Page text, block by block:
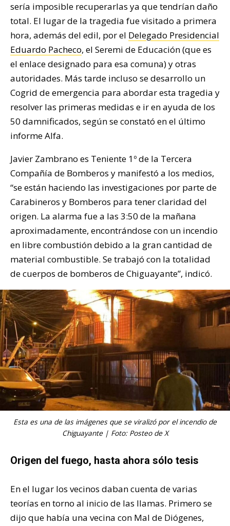
sería imposible recuperarlas ya que tendrían daño
total. El lugar de la tragedia fue visitado a primera
hora, además del edil, por el Delegado Presidencial
Eduardo Pacheco, el Seremi de Educación (que es
el enlace designado para esa comuna) y otras
autoridades. Más tarde incluso se desarrollo un
Cogrid de emergencia para abordar esta tragedia y
resolver las primeras medidas e ir en ayuda de los
50 damnificados, según se constató en el último
informe Alfa.
Javier Zambrano es Teniente 1º de la Tercera
Compañía de Bomberos y manifestó a los medios,
“se están haciendo las investigaciones por parte de
Carabineros y Bomberos para tener claridad del
origen. La alarma fue a las 3:50 de la mañana
aproximadamente, encontrándose con un incendio
en libre combustión debido a la gran cantidad de
material combustible. Se trabajó con la totalidad
de cuerpos de bomberos de Chiguayante”, indicó.
Esta es una de las imágenes que se viralizó por el incendio de
Chiguayante | Foto: Posteo de X
Origen del fuego, hasta ahora sólo tesis
En el lugar los vecinos daban cuenta de varias
teorías en torno al inicio de las llamas. Primero se
dijo que había una vecina con Mal de Diógenes,